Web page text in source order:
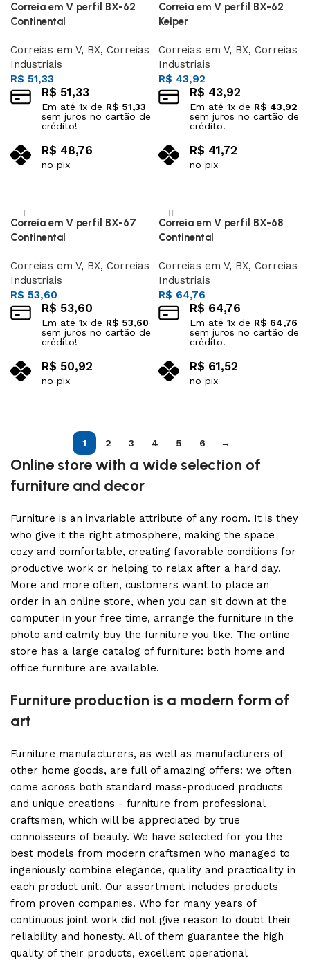
Correia em V perfil BX-62
Continental
Correias em V, BX, Correias
Industriais
R$ 51,33
R$ 51,33
Em até 1x de R$ 51,33
sem juros no cartão de
crédito!
R$ 48,76
no pix
Correia em V perfil BX-62
Keiper
Correias em V, BX, Correias
Industriais
R$ 43,92
R$ 43,92
Em até 1x de R$ 43,92
sem juros no cartão de
crédito!
R$ 41,72
no pix
Correia em V perfil BX-67
Continental
Correias em V, BX, Correias
Industriais
R$ 53,60
R$ 53,60
Em até 1x de R$ 53,60
sem juros no cartão de
crédito!
R$ 50,92
no pix
Correia em V perfil BX-68
Continental
Correias em V, BX, Correias
Industriais
R$ 64,76
R$ 64,76
Em até 1x de R$ 64,76
sem juros no cartão de
crédito!
R$ 61,52
no pix
1 2 3 4 5 6 →
Online store with a wide selection of
furniture and decor
Furniture is an invariable attribute of any room. It is they
who give it the right atmosphere, making the space
cozy and comfortable, creating favorable conditions for
productive work or helping to relax after a hard day.
More and more often, customers want to place an
order in an online store, when you can sit down at the
computer in your free time, arrange the furniture in the
photo and calmly buy the furniture you like. The online
store has a large catalog of furniture: both home and
office furniture are available.
Furniture production is a modern form of
art
Furniture manufacturers, as well as manufacturers of
other home goods, are full of amazing offers: we often
come across both standard mass-produced products
and unique creations - furniture from professional
craftsmen, which will be appreciated by true
connoisseurs of beauty. We have selected for you the
best models from modern craftsmen who managed to
ingeniously combine elegance, quality and practicality in
each product unit. Our assortment includes products
from proven companies. Who for many years of
continuous joint work did not give reason to doubt their
reliability and honesty. All of them guarantee the high
quality of their products, excellent operational